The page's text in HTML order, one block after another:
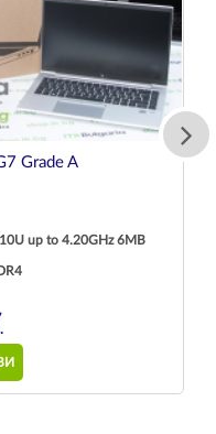
Grade A
up to 4.20GHz 6MB